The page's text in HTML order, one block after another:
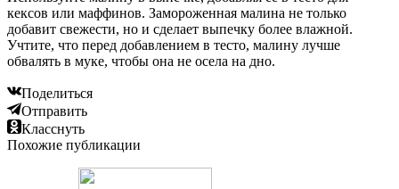
Читайте также:
несколько рецептов, идеи
Добавить комментарий